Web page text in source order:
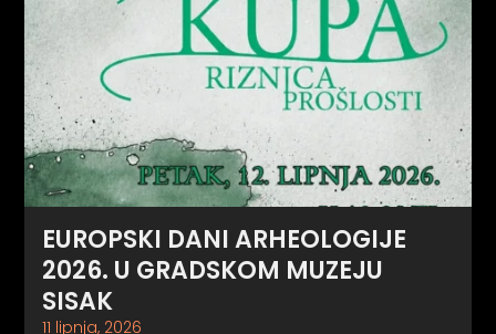
EUROPSKI DANI ARHEOLOGIJE
2026. U GRADSKOM MUZEJU
SISAK
11 lipnja, 2026